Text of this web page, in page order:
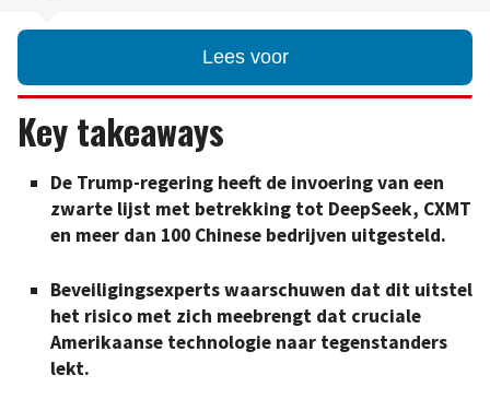
Lees voor
Key takeaways
De Trump-regering heeft de invoering van een
zwarte lijst met betrekking tot DeepSeek, CXMT
en meer dan 100 Chinese bedrijven uitgesteld.
Beveiligingsexperts waarschuwen dat dit uitstel
het risico met zich meebrengt dat cruciale
Amerikaanse technologie naar tegenstanders
lekt.